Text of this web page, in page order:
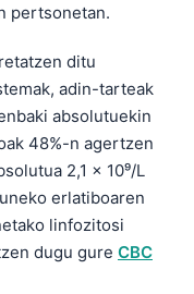
pertsonetan.
ditu
adin-tarteak
absolutuekin
48%-n agertzen
2,1 x 10⁹/L
erlatiboaren
linfozitosi
dugu gure CBC